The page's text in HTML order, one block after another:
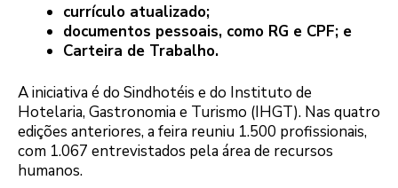
currículo atualizado;
documentos pessoais, como RG e CPF; e
Carteira de Trabalho.
A iniciativa é do Sindhotéis e do Instituto de
Hotelaria, Gastronomia e Turismo (IHGT). Nas quatro
edições anteriores, a feira reuniu 1.500 profissionais,
com 1.067 entrevistados pela área de recursos
humanos.